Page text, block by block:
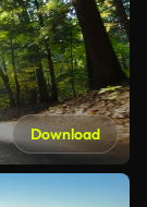
Download